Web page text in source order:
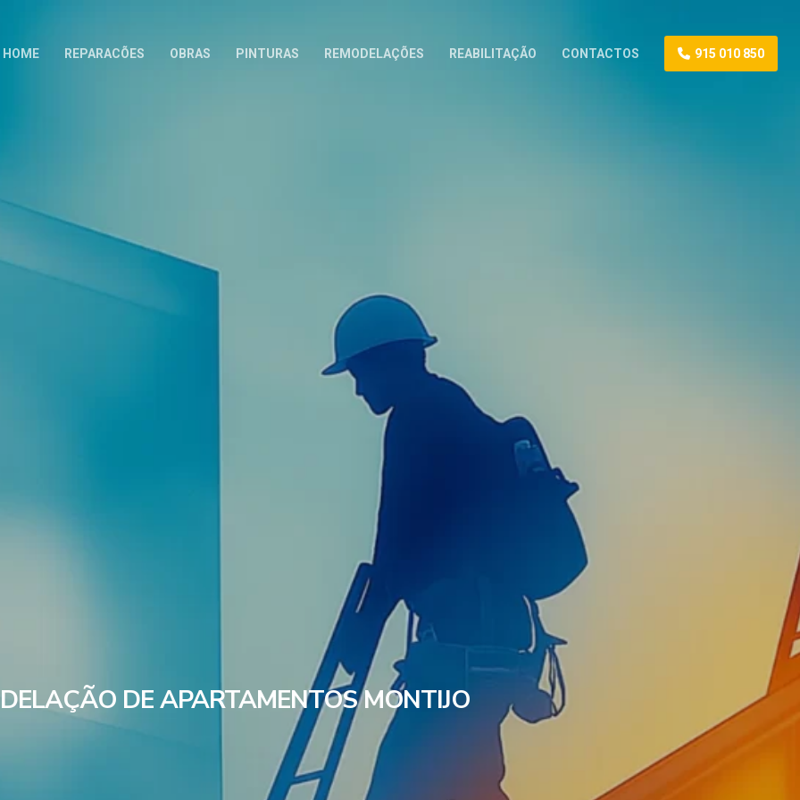
HOME REPARACÕES OBRAS PINTURAS REMODELAÇÕES REABILITAÇÃO CONTACTOS 915 010 850
DE APARTAMENTOS MONTIJO